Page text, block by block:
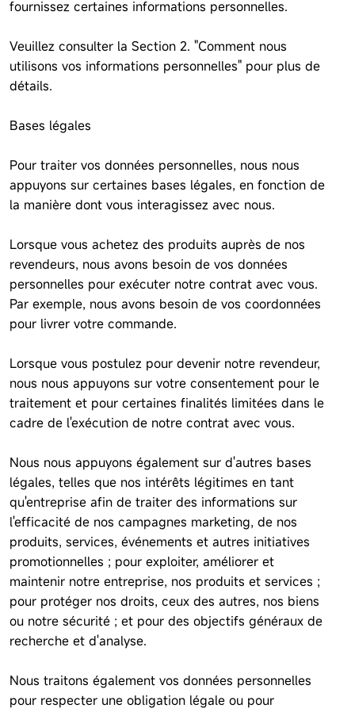
fournissez certaines informations personnelles.
Veuillez consulter la Section 2. "Comment nous
utilisons vos informations personnelles" pour plus de
détails.
Bases légales
Pour traiter vos données personnelles, nous nous
appuyons sur certaines bases légales, en fonction de
la manière dont vous interagissez avec nous.
Lorsque vous achetez des produits auprès de nos
revendeurs, nous avons besoin de vos données
personnelles pour exécuter notre contrat avec vous.
Par exemple, nous avons besoin de vos coordonnées
pour livrer votre commande.
Lorsque vous postulez pour devenir notre revendeur,
nous nous appuyons sur votre consentement pour le
traitement et pour certaines finalités limitées dans le
cadre de l'exécution de notre contrat avec vous.
Nous nous appuyons également sur d'autres bases
légales, telles que nos intérêts légitimes en tant
qu'entreprise afin de traiter des informations sur
l'efficacité de nos campagnes marketing, de nos
produits, services, événements et autres initiatives
promotionnelles ; pour exploiter, améliorer et
maintenir notre entreprise, nos produits et services ;
pour protéger nos droits, ceux des autres, nos biens
ou notre sécurité ; et pour des objectifs généraux de
recherche et d'analyse.
Nous traitons également vos données personnelles
pour respecter une obligation légale ou pour